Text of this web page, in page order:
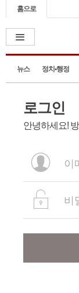
홈으로
뉴스 정치•행정
로그인
안녕하세요!